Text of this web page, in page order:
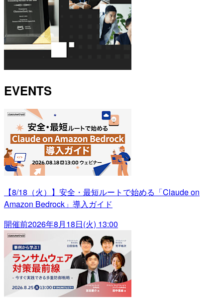
EVENTS
【8/18（火）】安全・最短ルートで始める「Claude on
Amazon Bedrock」導入ガイド
開催前2026年8月18日(火) 13:00